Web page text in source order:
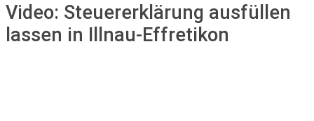
Video: Steuererklärung ausfüllen
lassen in Illnau-Effretikon